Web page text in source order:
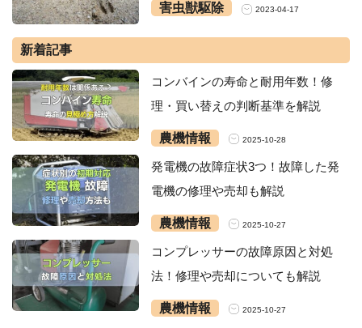
害虫獣駆除 2023-04-17
新着記事
コンバインの寿命と耐用年数！修
理・買い替えの判断基準を解説
農機情報 2025-10-28
発電機の故障症状3つ！故障した発
電機の修理や売却も解説
農機情報 2025-10-27
コンプレッサーの故障原因と対処
法！修理や売却についても解説
農機情報 2025-10-27